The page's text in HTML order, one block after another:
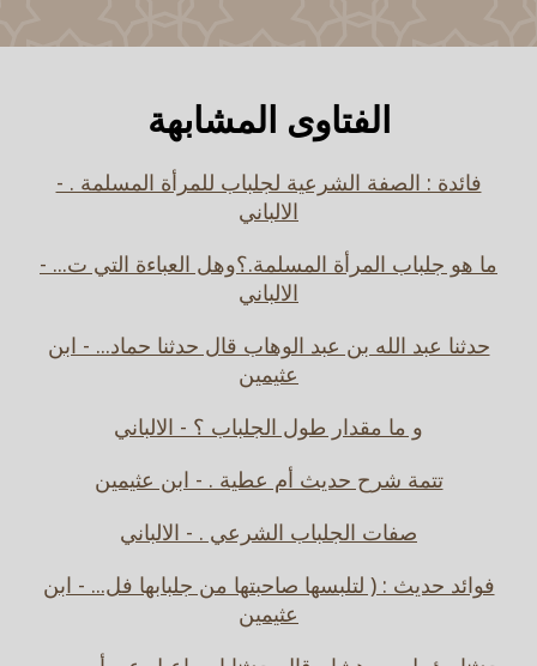
الفتاوى المشابهة
فائدة : الصفة الشرعية لجلباب للمرأة المسلمة . -
الالباني
ما هو جلباب المرأة المسلمة.؟وهل العباءة التي ت... -
الالباني
حدثنا عبد الله بن عبد الوهاب قال حدثنا حماد... - ابن
عثيمين
و ما مقدار طول الجلباب ؟ - الالباني
تتمة شرح حديث أم عطية . - ابن عثيمين
صفات الجلباب الشرعي . - الالباني
فوائد حديث : ( لتلبسها صاحبتها من جلبابها فل... - ابن
عثيمين